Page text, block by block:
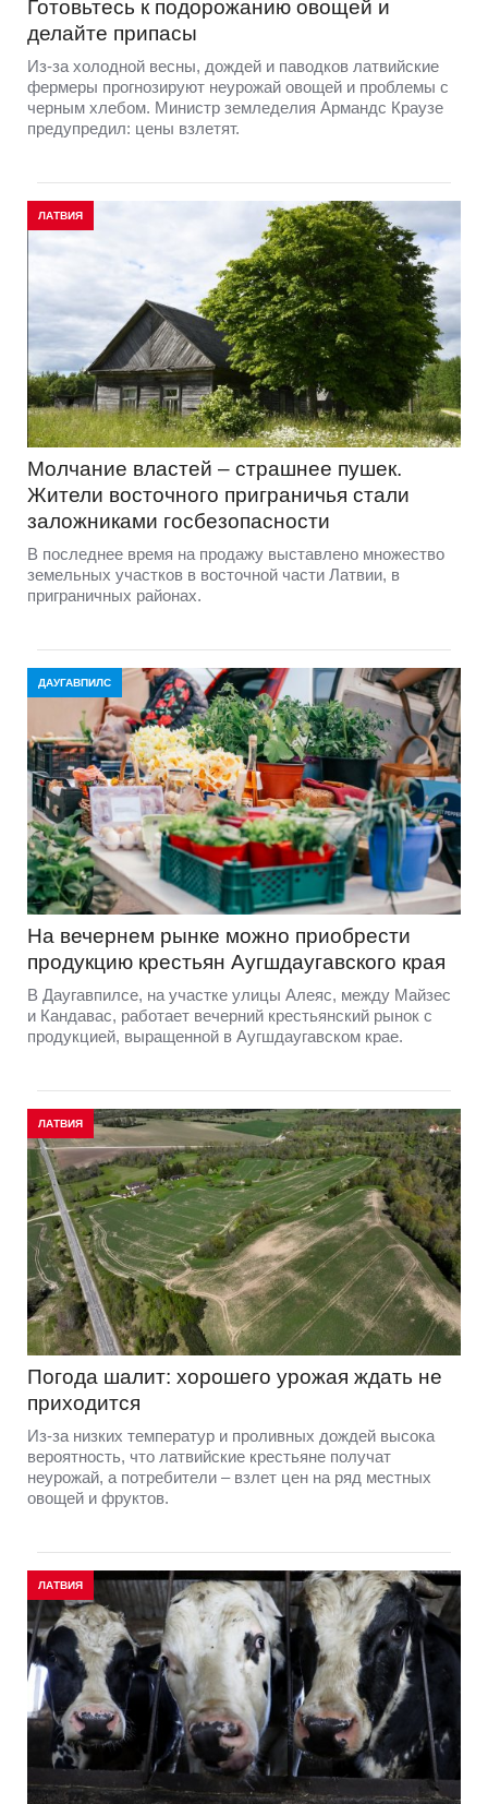
Готовьтесь к подорожанию овощей и
делайте припасы
Из-за холодной весны, дождей и паводков латвийские
фермеры прогнозируют неурожай овощей и проблемы с
черным хлебом. Министр земледелия Армандс Краузе
предупредил: цены взлетят.
ЛАТВИЯ
Молчание властей – страшнее пушек.
Жители восточного приграничья стали
заложниками госбезопасности
В последнее время на продажу выставлено множество
земельных участков в восточной части Латвии, в
приграничных районах.
ДАУГАВПИЛС
На вечернем рынке можно приобрести
продукцию крестьян Аугшдаугавского края
В Даугавпилсе, на участке улицы Алеяс, между Майзес
и Кандавас, работает вечерний крестьянский рынок с
продукцией, выращенной в Аугшдаугавском крае.
ЛАТВИЯ
Погода шалит: хорошего урожая ждать не
приходится
Из-за низких температур и проливных дождей высока
вероятность, что латвийские крестьяне получат
неурожай, а потребители – взлет цен на ряд местных
овощей и фруктов.
ЛАТВИЯ